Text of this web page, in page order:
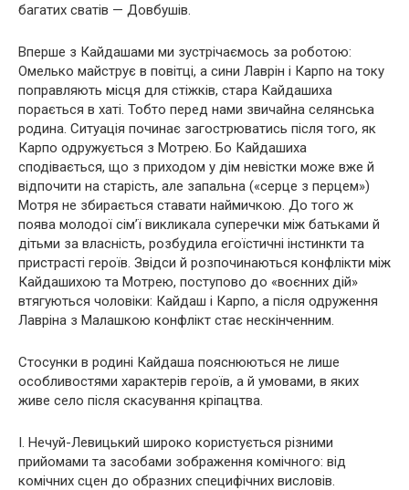
багатих сватів — Довбушів.
Вперше з Кайдашами ми зустрічаємось за роботою:
Омелько майструє в повітці, а сини Лаврін і Карпо на току
поправляють місця для стіжків, стара Кайдашиха
порається в хаті. Тобто перед нами звичайна селянська
родина. Ситуація починає загострюватись після того, як
Карпо одружується з Мотрею. Бо Кайдашиха
сподівається, що з приходом у дім невістки може вже й
відпочити на старість, але запальна («серце з перцем»)
Мотря не збирається ставати наймичкою. До того ж
поява молодої сім’ї викликала суперечки між батьками й
дітьми за власність, розбудила егоїстичні інстинкти та
пристрасті героїв. Звідси й розпочинаються конфлікти між
Кайдашихою та Мотрею, поступово до «воєнних дій»
втягуються чоловіки: Кайдаш і Карпо, а після одруження
Лавріна з Малашкою конфлікт стає нескінченним.
Стосунки в родині Кайдаша пояснюються не лише
особливостями характерів героїв, а й умовами, в яких
живе село після скасування кріпацтва.
І. Нечуй-Левицький широко користується різними
прийомами та засобами зображення комічного: від
комічних сцен до образних специфічних висловів.